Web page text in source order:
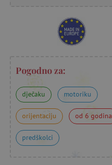
Pogodno za:
dječaku motoriku
orijentaciju od 6 godina
predškolci